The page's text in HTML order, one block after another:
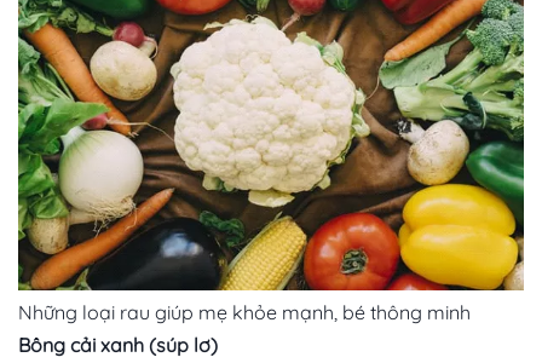
Những loại rau giúp mẹ khỏe mạnh, bé thông minh
Bông cải xanh (súp lơ)